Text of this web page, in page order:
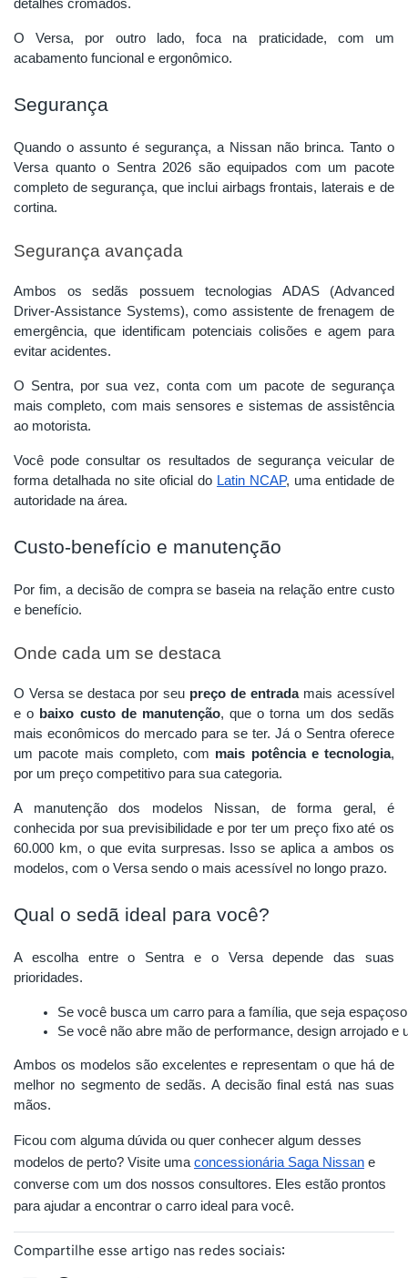
detalhes cromados.
O Versa, por outro lado, foca na praticidade, com um
acabamento funcional e ergonômico.
Segurança
Quando o assunto é segurança, a Nissan não brinca. Tanto o
Versa quanto o Sentra 2026 são equipados com um pacote
completo de segurança, que inclui airbags frontais, laterais e de
cortina.
Segurança avançada
Ambos os sedãs possuem tecnologias ADAS (Advanced
Driver-Assistance Systems), como assistente de frenagem de
emergência, que identificam potenciais colisões e agem para
evitar acidentes.
O Sentra, por sua vez, conta com um pacote de segurança
mais completo, com mais sensores e sistemas de assistência
ao motorista.
Você pode consultar os resultados de segurança veicular de
forma detalhada no site oficial do Latin NCAP, uma entidade de
autoridade na área.
Custo-benefício e manutenção
Por fim, a decisão de compra se baseia na relação entre custo
e benefício.
Onde cada um se destaca
O Versa se destaca por seu preço de entradamais acessível
e o baixo custo de manutenção, que o torna um dos sedãs
mais econômicos do mercado para se ter. Já o Sentra oferece
um pacote mais completo, com mais potência e tecnologia,
por um preço competitivo para sua categoria.
A manutenção dos modelos Nissan, de forma geral, é
conhecida por sua previsibilidade e por ter um preço fixo até os
60.000 km, o que evita surpresas. Isso se aplica a ambos os
modelos, com o Versa sendo o mais acessível no longo prazo.
Qual o sedã ideal para você?
A escolha entre o Sentra e o Versa depende das suas
prioridades.
Se você busca um carro para a família, que seja
Se você não abre mão de performance, design arrojado
Ambos os modelos são excelentes e representam o que há de
melhor no segmento de sedãs. A decisão final está nas suas
mãos.
Ficou com alguma dúvida ou quer conhecer algum desses
modelos de perto? Visite uma concessionária Saga Nissan e
converse com um dos nossos consultores. Eles estão prontos
para ajudar a encontrar o carro ideal para você.
Compartilhe esse artigo nas redes sociais: